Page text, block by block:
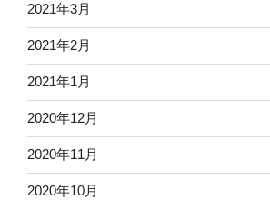
2021年3月
2021年2月
2021年1月
2020年12月
2020年11月
2020年10月